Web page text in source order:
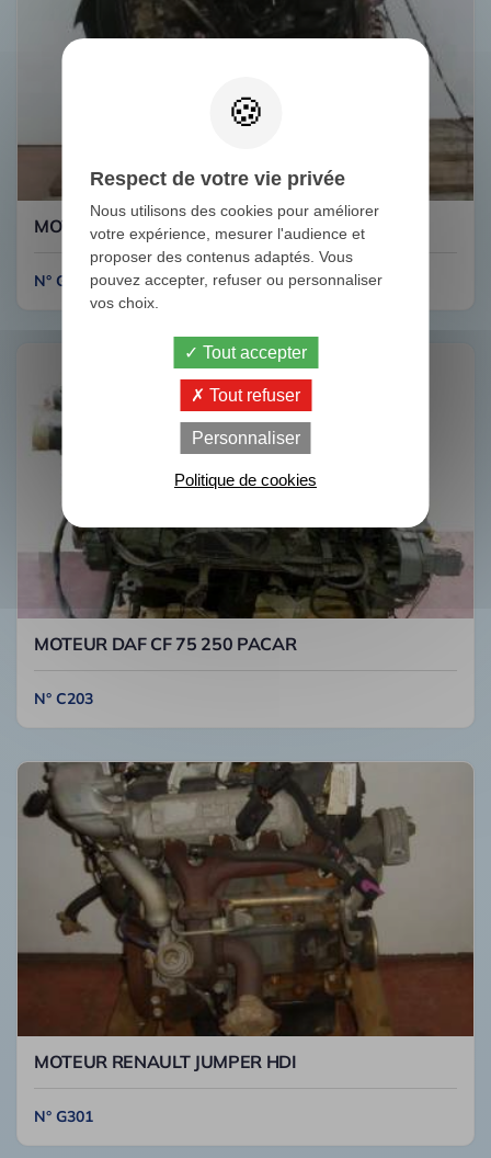
MOTEUR IVECO 35C11
N° G121
MOTEUR DAF CF 75 250 PACAR
N° C203
MOTEUR RENAULT JUMPER HDI
N° G301
Respect de votre vie privée
Nous utilisons des cookies pour améliorer
votre expérience, mesurer l'audience et
proposer des contenus adaptés. Vous
pouvez accepter, refuser ou personnaliser
vos choix.
Tout accepter
Tout refuser
Personnaliser
Politique de cookies